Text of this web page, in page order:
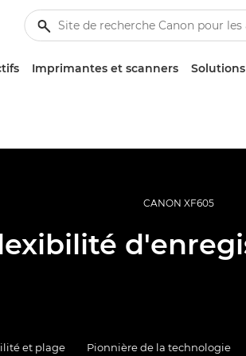
Imprimantes et scanners
CANON XF605
et plage Pionnière de la technologie